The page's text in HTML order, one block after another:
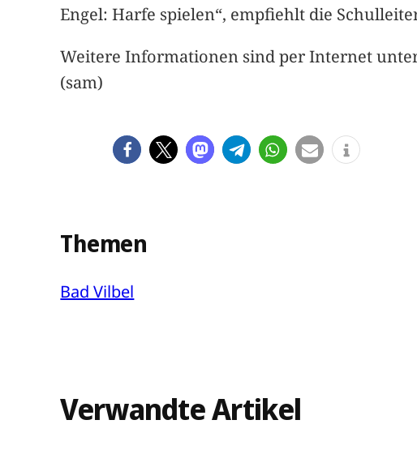
Engel: Harfe spielen“, empfiehlt die
Weitere Informationen sind per Internet
(sam)
Themen
Bad Vilbel
Verwandte Artikel